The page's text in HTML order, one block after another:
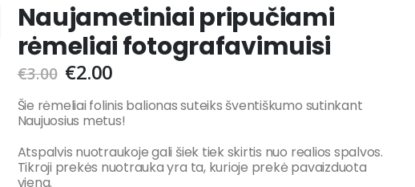
Naujametiniai pripučiami
rėmeliai fotografavimuisi
€3.00 €2.00
Šie rėmeliai folinis balionas suteiks šventiškumo sutinkant
Naujuosius metus!
Atspalvis nuotraukoje gali šiek tiek skirtis nuo realios spalvos.
Tikroji prekės nuotrauka yra ta, kurioje prekė pavaizduota
viena.